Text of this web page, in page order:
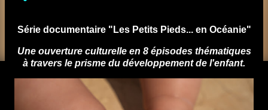
Série documentaire "Les Petits Pieds... en Océanie"
Une ouverture culturelle en 8 épisodes thématiques
à travers le prisme du développement de l'enfant.